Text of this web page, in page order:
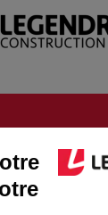
Legendre est
et de
fils du fondateur.